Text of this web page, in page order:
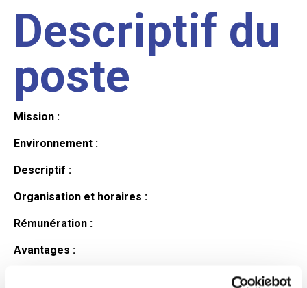
Descriptif du
poste
Mission :
Environnement :
Descriptif :
Organisation et horaires :
Rémunération :
Avantages :